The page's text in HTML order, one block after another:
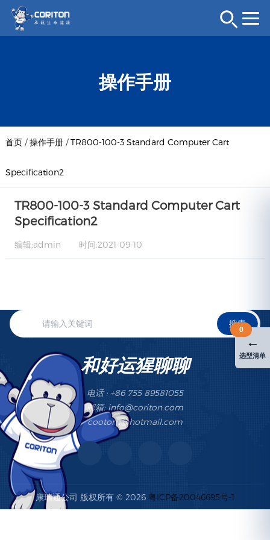
操作手册
首页/操作手册/TR800-100-3 Standard Computer Cart
Specification2
TR800-100-3 Standard Computer Cart
Specification2
编辑:admin 时间:2021-09-10
搜索
和好运猩聊聊
电话 : +86 755 89581055
邮箱: info@coriton.com
cootom@hotmail.com
康瑞通公司 版权所有 © 2026 粤ICP备20046695号-1
←
选型清单
0